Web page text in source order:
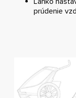
prúdenie